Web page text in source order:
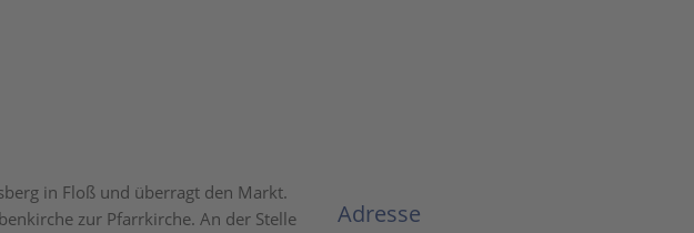
in Floß und überragt den Markt.
zur Pfarrkirche. An der Stelle
Adresse